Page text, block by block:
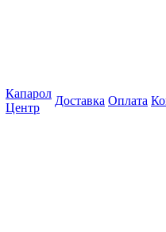
Капарол
Центр
Доставка Оплата